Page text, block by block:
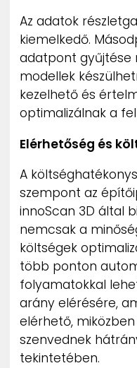
Az adatok
kiemelkedő.
adatpont gyűjtése
modellek
kezelhető és
optimalizálnak a
Elérhetőség és
A
szempont az
innoScan 3D által
nemcsak a
költségek
több ponton
folyamatokkal
arány elérésére,
elérhető,
szenvednek
tekintetében.